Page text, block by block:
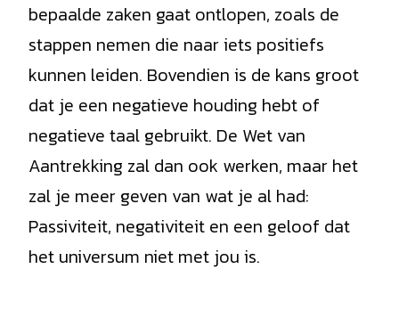
bepaalde zaken gaat ontlopen, zoals de
stappen nemen die naar iets positiefs
kunnen leiden. Bovendien is de kans groot
dat je een negatieve houding hebt of
negatieve taal gebruikt. De Wet van
Aantrekking zal dan ook werken, maar het
zal je meer geven van wat je al had:
Passiviteit, negativiteit en een geloof dat
het universum niet met jou is.